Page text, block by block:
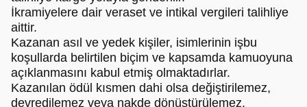
İkramiyelere dair veraset ve intikal vergileri talihliye
aittir.
Kazanan asıl ve yedek kişiler, isimlerinin işbu
koşullarda belirtilen biçim ve kapsamda kamuoyuna
açıklanmasını kabul etmiş olmaktadırlar.
Kazanılan ödül kısmen dahi olsa değiştirilemez,
devredilemez veya nakde dönüştürülemez.